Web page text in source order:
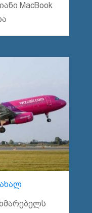
MacBook
ახალ